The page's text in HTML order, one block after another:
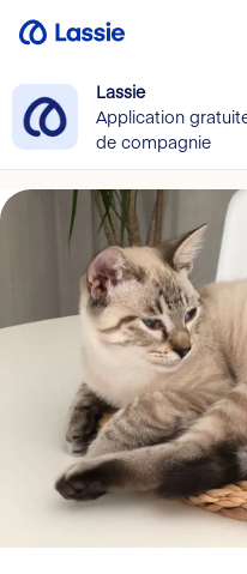
Lassie
Application
de compagnie